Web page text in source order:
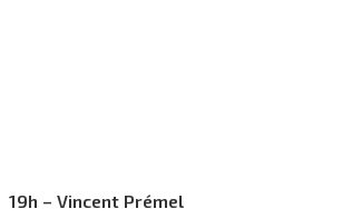
19h – Vincent Prémel